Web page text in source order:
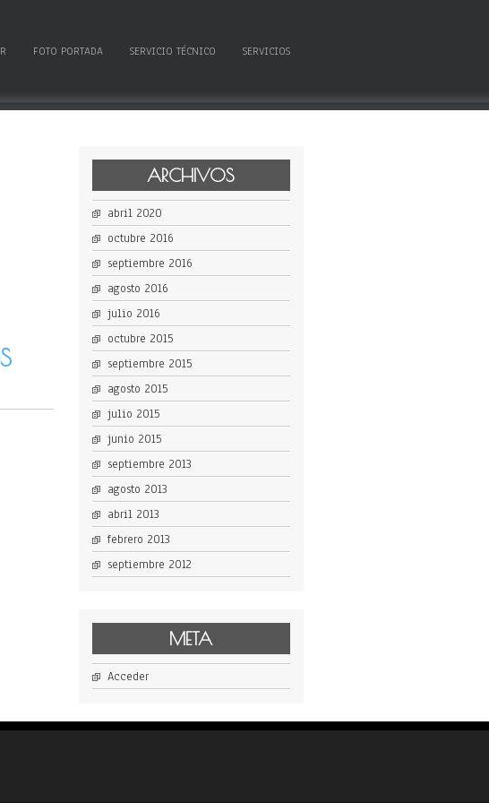
FOTO PORTADA SERVICIO TÉCNICO SERVICIOS
ARCHIVOS
abril 2020
octubre 2016
septiembre 2016
agosto 2016
julio 2016
octubre 2015
septiembre 2015
agosto 2015
julio 2015
junio 2015
septiembre 2013
agosto 2013
abril 2013
febrero 2013
septiembre 2012
META
Acceder